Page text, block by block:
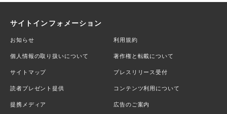
サイトインフォメーション
お知らせ 利用規約
個人情報の取り扱いについて 著作権と転載について
サイトマップ プレスリリース受付
読者プレゼント提供 コンテンツ利用について
提携メディア 広告のご案内